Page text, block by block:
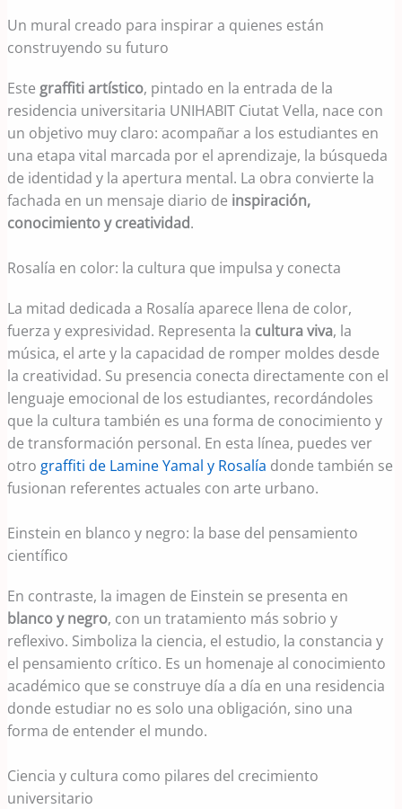
Un mural creado para inspirar a quienes están
construyendo su futuro
Este graffiti artístico, pintado en la entrada de la
residencia universitaria UNIHABIT Ciutat Vella, nace con
un objetivo muy claro: acompañar a los estudiantes en
una etapa vital marcada por el aprendizaje, la búsqueda
de identidad y la apertura mental. La obra convierte la
fachada en un mensaje diario de inspiración,
conocimiento y creatividad.
Rosalía en color: la cultura que impulsa y conecta
La mitad dedicada a Rosalía aparece llena de color,
fuerza y expresividad. Representa la cultura viva, la
música, el arte y la capacidad de romper moldes desde
la creatividad. Su presencia conecta directamente con el
lenguaje emocional de los estudiantes, recordándoles
que la cultura también es una forma de conocimiento y
de transformación personal. En esta línea, puedes ver
otro graffiti de Lamine Yamal y Rosalía donde también se
fusionan referentes actuales con arte urbano.
Einstein en blanco y negro: la base del pensamiento
científico
En contraste, la imagen de Einstein se presenta en
blanco y negro, con un tratamiento más sobrio y
reflexivo. Simboliza la ciencia, el estudio, la constancia y
el pensamiento crítico. Es un homenaje al conocimiento
académico que se construye día a día en una residencia
donde estudiar no es solo una obligación, sino una
forma de entender el mundo.
Ciencia y cultura como pilares del crecimiento
universitario